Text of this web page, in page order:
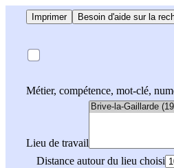
Imprimer Besoin d'aide sur la
Métier, compétence, mot-clé,
Lieu de travail
Distance autour du lieu choisi